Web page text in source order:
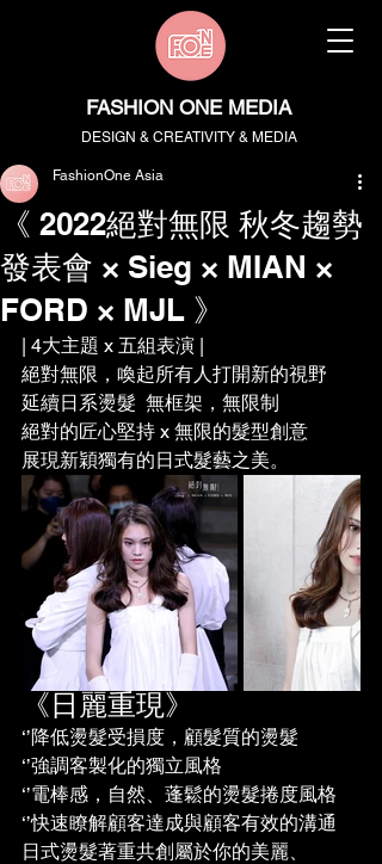
FASHION ONE MEDIA
DESIGN & CREATIVITY & MEDIA
《 2022絕對無限 秋冬趨勢
發表會 × Sieg × MIAN ×
FORD × MJL 》
FashionOne Asia
| 4大主題 x 五組表演 |
絕對無限，喚起所有人打開新的視野
延續日系燙髮  無框架，無限制
絕對的匠心堅持 x 無限的髮型創意
展現新穎獨有的日式髮藝之美。
《日麗重現》
‘’降低燙髮受損度，顧髮質的燙髮
‘’強調客製化的獨立風格
‘’電棒感，自然、蓬鬆的燙髮捲度風格
‘’快速瞭解顧客達成與顧客有效的溝通
日式燙髮著重共創屬於你的美麗、